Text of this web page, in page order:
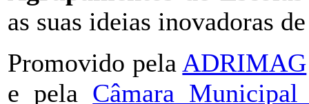
as suas ideias inovadoras
Promovido pela ADRIMAG
e pela Câmara